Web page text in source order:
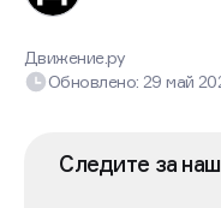
Движение.ру
Обновлено: 29 май
Следите за